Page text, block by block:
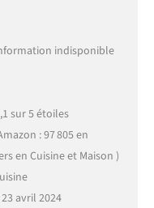
indisponible
sur 5 étoiles
: 97 805 en
en Cuisine et Maison )
avril 2024